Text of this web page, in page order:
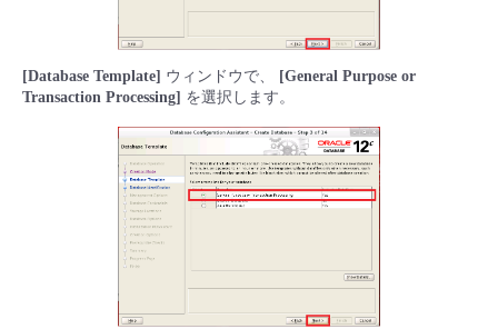
[Database Template] ウィンドウで、
[General Purpose or
Transaction Processing] を選択します。